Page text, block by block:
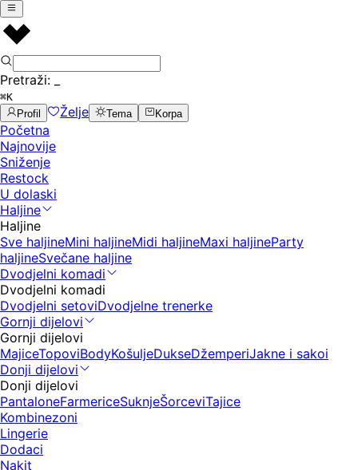
Pretraži:
⌘K
Profil
Želje Tema Korpa
Početna
Najnovije
Sniženje
Restock
U dolaski
Haljine
Haljine
Sve haljineMini haljineMidi haljineMaxi haljineParty
haljineSvečane haljine
Dvodjelni komadi
Dvodjelni komadi
Dvodjelni setoviDvodjelne trenerke
Gornji dijelovi
Gornji dijelovi
MajiceTopoviBodyKošuljeDukseDžemperiJakne i sakoi
Donji dijelovi
Donji dijelovi
PantaloneFarmericeSuknjeŠorceviTajice
Kombinezoni
Lingerie
Dodaci
Nakit